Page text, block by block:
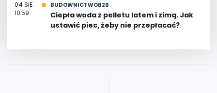
04 SIE
10:59
BUDOWNICTWOB2B
Ciepła woda z pelletu latem i zimą. Jak
ustawić piec, żeby nie przepłacać?